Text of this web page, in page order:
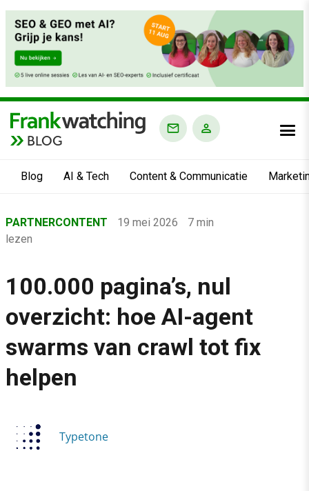
BLOG
Blog AI & Tech Content & Communicatie
›
AI & Tech
›
100.000 pagina’s, nul overzicht: hoe AI-agent swarms van
PARTNERCONTENT 19 mei 2026
7 min
lezen
100.000 pagina’s, nul
overzicht: hoe AI-agent
swarms van crawl tot fix
helpen
Typetone